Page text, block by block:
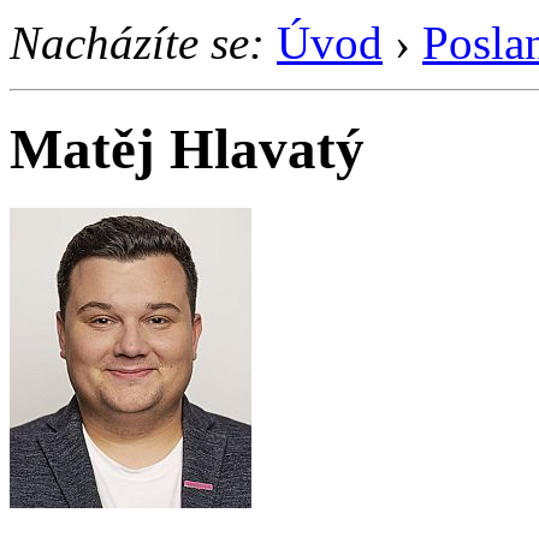
Nacházíte se: Úvod ›
Matěj Hlavatý